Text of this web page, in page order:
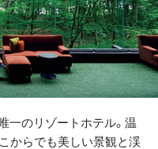
一のリゾートホテル。温
からでも美しい景観と渓